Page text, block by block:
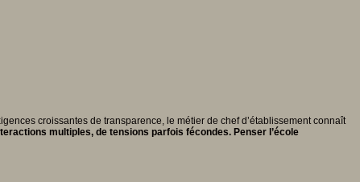
croissantes de transparence, le métier de chef d’établissement connaît
multiples, de tensions parfois fécondes. Penser l’école